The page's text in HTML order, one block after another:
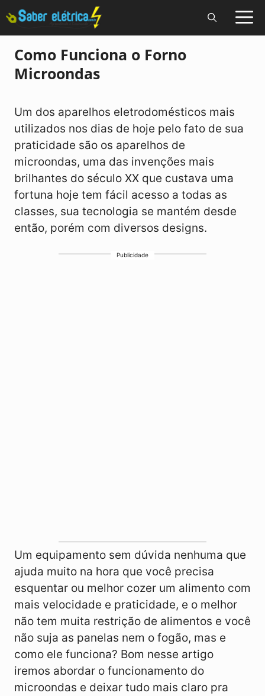
Pular
para
conteúdo
Como Funciona o Forno
Microondas
Um dos aparelhos eletrodomésticos mais
utilizados nos dias de hoje pelo fato de sua
praticidade são os aparelhos de
microondas, uma das invenções mais
brilhantes do século XX que custava uma
fortuna hoje tem fácil acesso a todas as
classes, sua tecnologia se mantém desde
então, porém com diversos designs.
Publicidade
Um equipamento sem dúvida nenhuma que
ajuda muito na hora que você precisa
esquentar ou melhor cozer um alimento com
mais velocidade e praticidade, e o melhor
não tem muita restrição de alimentos e você
não suja as panelas nem o fogão, mas e
como ele funciona? Bom nesse artigo
iremos abordar o funcionamento do
microondas e deixar tudo mais claro pra